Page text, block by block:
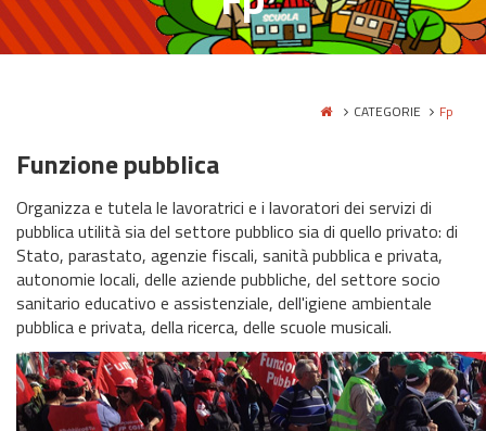
CATEGORIE Fp
Funzione pubblica
Organizza e tutela le lavoratrici e i lavoratori dei servizi di
pubblica utilità sia del settore pubblico sia di quello privato: di
Stato, parastato, agenzie fiscali, sanità pubblica e privata,
autonomie locali, delle aziende pubbliche, del settore socio
sanitario educativo e assistenziale, dell'igiene ambientale
pubblica e privata, della ricerca, delle scuole musicali.